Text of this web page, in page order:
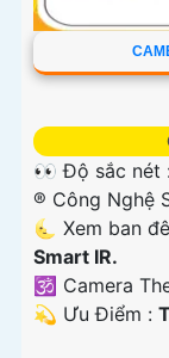
👀 Độ sắc nét
®️ Công Nghệ
🌜 Xem ban
Smart IR.
🕉️ Camera
️💫 Ưu Điểm :